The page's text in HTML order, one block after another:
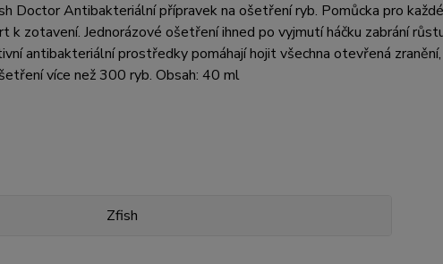
Doctor Antibakteriální přípravek na ošetření ryb. Pomůcka pro
k zotavení. Jednorázové ošetření ihned po vyjmutí háčku zabrání
antibakteriální prostředky pomáhají hojit všechna otevřená
více než 300 ryb. Obsah: 40 ml
Zfish